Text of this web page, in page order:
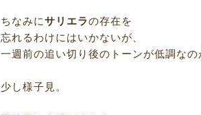
ちなみにサリエラの存在を
忘れるわけにはいかないが、
一週前の追い切り後のトーンが低調なの
少し様子見。